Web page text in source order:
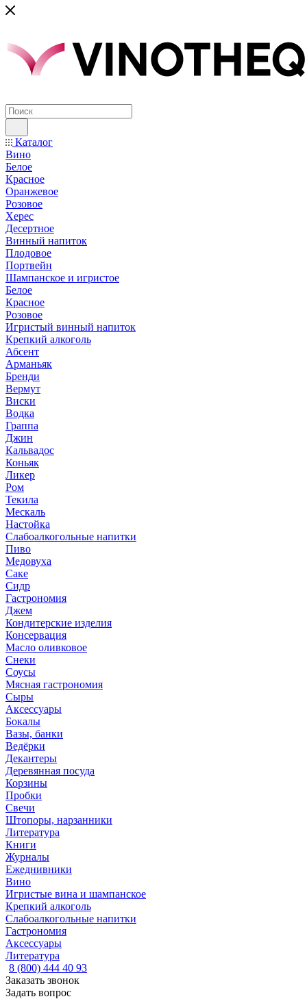
Каталог
Вино
Белое
Красное
Оранжевое
Розовое
Херес
Десертное
Винный напиток
Плодовое
Портвейн
Шампанское и игристое
Белое
Красное
Розовое
Игристый винный напиток
Крепкий алкоголь
Абсент
Арманьяк
Бренди
Вермут
Виски
Водка
Граппа
Джин
Кальвадос
Коньяк
Ликер
Ром
Текила
Мескаль
Настойка
Слабоалкогольные напитки
Пиво
Медовуха
Саке
Сидр
Гастрономия
Джем
Кондитерские изделия
Консервация
Масло оливковое
Снеки
Соусы
Мясная гастрономия
Сыры
Аксессуары
Бокалы
Вазы, банки
Ведёрки
Декантеры
Деревянная посуда
Корзины
Пробки
Свечи
Штопоры, нарзанники
Литература
Книги
Журналы
Ежеднивники
Вино
Игристые вина и шампанское
Крепкий алкоголь
Слабоалкогольные напитки
Гастрономия
Аксессуары
Литература
8 (800) 444 40 93
Заказать звонок
Задать вопрос